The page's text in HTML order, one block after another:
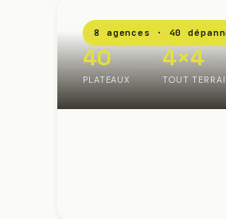
8 agences · 40
40
PLATEAUX
4×4
TOUT